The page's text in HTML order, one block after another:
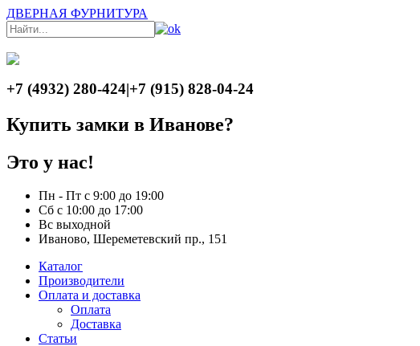
ДВЕРНАЯ ФУРНИТУРА
+7 (4932) 280-424|+7 (915) 828-04-24
Купить замки в Иванове?
Это у нас!
Пн - Пт с 9:00 до 19:00
Сб с 10:00 до 17:00
Вс выходной
Иваново, Шереметевский пр., 151
Каталог
Производители
Оплата и доставка
Оплата
Доставка
Статьи